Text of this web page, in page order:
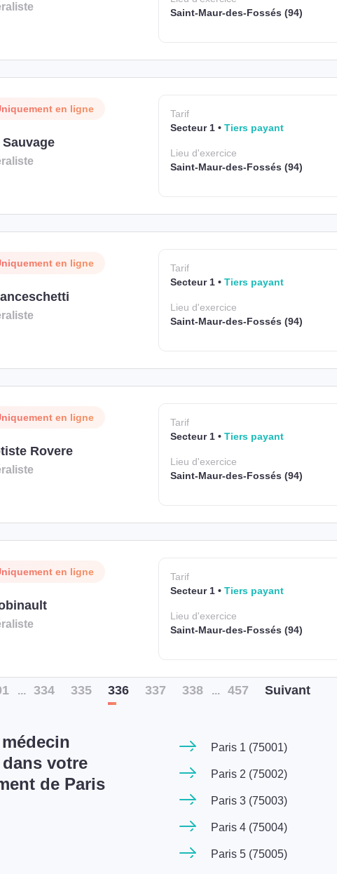
Saint-Maur-des-Fossés (94)
en ligne
Tarif
Secteur 1
Tiers payant
Lieud'exercice
Saint-Maur-des-Fossés (94)
en ligne
Tarif
Secteur 1
Tiers payant
Lieud'exercice
Saint-Maur-des-Fossés (94)
en ligne
Rovere
Tarif
Secteur 1
Tiers payant
Lieud'exercice
Saint-Maur-des-Fossés (94)
en ligne
Tarif
Secteur 1
Tiers payant
Lieud'exercice
Saint-Maur-des-Fossés (94)
... 334 335 336 337 338 ... 457 Suivant
votre
de Paris
Paris 1 (75001)
Paris 2 (75002)
Paris 3 (75003)
Paris 4 (75004)
Paris 5 (75005)